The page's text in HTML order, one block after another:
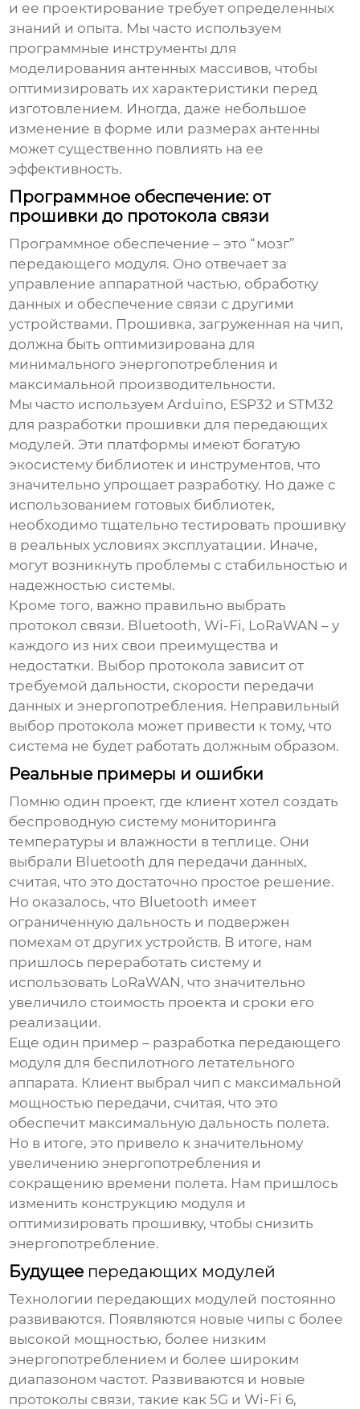
и ее проектирование требует определенных
знаний и опыта. Мы часто используем
программные инструменты для
моделирования антенных массивов, чтобы
оптимизировать их характеристики перед
изготовлением. Иногда, даже небольшое
изменение в форме или размерах антенны
может существенно повлиять на ее
эффективность.
Программное обеспечение: от
прошивки до протокола связи
Программное обеспечение – это “мозг”
передающего модуля. Оно отвечает за
управление аппаратной частью, обработку
данных и обеспечение связи с другими
устройствами. Прошивка, загруженная на чип,
должна быть оптимизирована для
минимального энергопотребления и
максимальной производительности.
Мы часто используем Arduino, ESP32 и STM32
для разработки прошивки для передающих
модулей. Эти платформы имеют богатую
экосистему библиотек и инструментов, что
значительно упрощает разработку. Но даже с
использованием готовых библиотек,
необходимо тщательно тестировать прошивку
в реальных условиях эксплуатации. Иначе,
могут возникнуть проблемы с стабильностью и
надежностью системы.
Кроме того, важно правильно выбрать
протокол связи. Bluetooth, Wi-Fi, LoRaWAN – у
каждого из них свои преимущества и
недостатки. Выбор протокола зависит от
требуемой дальности, скорости передачи
данных и энергопотребления. Неправильный
выбор протокола может привести к тому, что
система не будет работать должным образом.
Реальные примеры и ошибки
Помню один проект, где клиент хотел создать
беспроводную систему мониторинга
температуры и влажности в теплице. Они
выбрали Bluetooth для передачи данных,
считая, что это достаточно простое решение.
Но оказалось, что Bluetooth имеет
ограниченную дальность и подвержен
помехам от других устройств. В итоге, нам
пришлось переработать систему и
использовать LoRaWAN, что значительно
увеличило стоимость проекта и сроки его
реализации.
Еще один пример – разработка передающего
модуля для беспилотного летательного
аппарата. Клиент выбрал чип с максимальной
мощностью передачи, считая, что это
обеспечит максимальную дальность полета.
Но в итоге, это привело к значительному
увеличению энергопотребления и
сокращению времени полета. Нам пришлось
изменить конструкцию модуля и
оптимизировать прошивку, чтобы снизить
энергопотребление.
Будущее передающих модулей
Технологии передающих модулей постоянно
развиваются. Появляются новые чипы с более
высокой мощностью, более низким
энергопотреблением и более широким
диапазоном частот. Развиваются и новые
протоколы связи, такие как 5G и Wi-Fi 6,